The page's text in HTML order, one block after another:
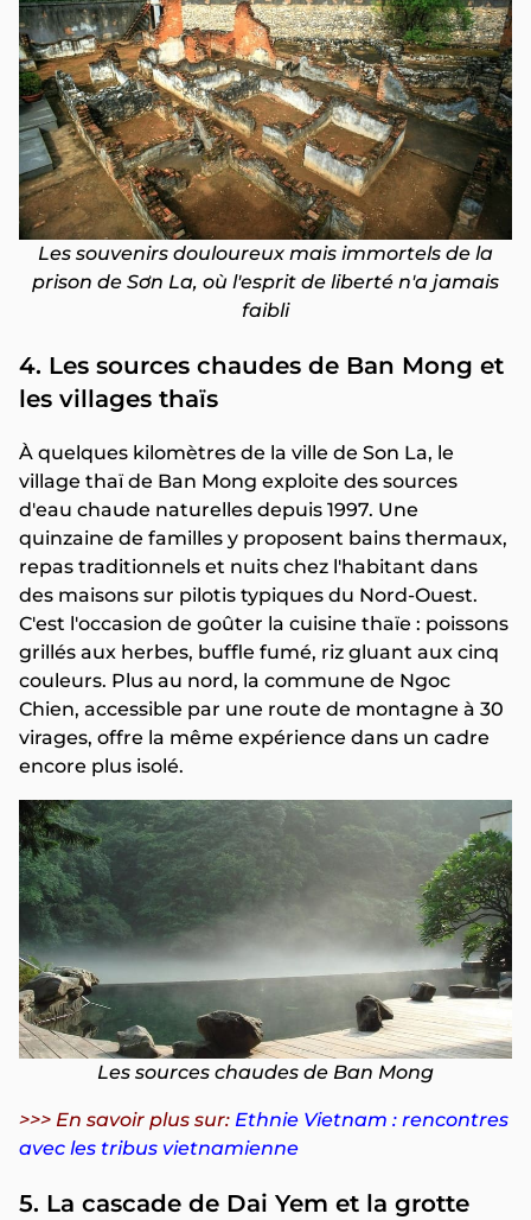
Les souvenirs douloureux mais immortels de la
prison de Sơn La, où l'esprit de liberté n'a jamais
faibli
4. Les sources chaudes de Ban Mong et
les villages thaïs
À quelques kilomètres de la ville de Son La, le
village thaï de Ban Mong exploite des sources
d'eau chaude naturelles depuis 1997. Une
quinzaine de familles y proposent bains thermaux,
repas traditionnels et nuits chez l'habitant dans
des maisons sur pilotis typiques du Nord-Ouest.
C'est l'occasion de goûter la cuisine thaïe : poissons
grillés aux herbes, buffle fumé, riz gluant aux cinq
couleurs. Plus au nord, la commune de Ngoc
Chien, accessible par une route de montagne à 30
virages, offre la même expérience dans un cadre
encore plus isolé.
Les sources chaudes de Ban Mong
>>> En savoir plus sur: Ethnie Vietnam : rencontres
avec les tribus vietnamienne
5. La cascade de Dai Yem et la grotte